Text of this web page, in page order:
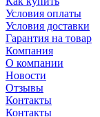
Условия оплаты
Условия доставки
Гарантия на товар
Компания
О компании
Новости
Отзывы
Контакты
Контакты